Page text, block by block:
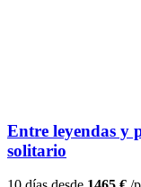
Entre leyendas y
solitario